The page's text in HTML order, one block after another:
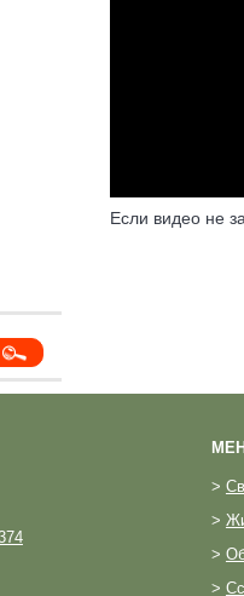
Если видео не
>
>
>
>